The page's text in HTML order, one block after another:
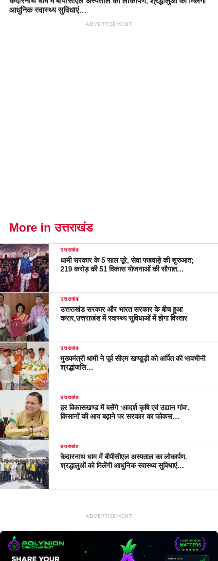
आधुनिक स्वास्थ्य सुविधाएं…
ADVERTISEMENT
More in उत्तराखंड
उत्तराखंड
धामी सरकार के 5 साल पूरे, सेवा पखवाड़े की शुरुआत;
219 करोड़ की 51 विकास योजनाओं की सौगात…
उत्तराखंड
उत्तराखंड सरकार और भारत सरकार के बीच हुआ
करार,उत्तराखंड में स्वास्थ्य सुविधाओं में होगा विस्तार
उत्तराखंड
मुख्यमंत्री धामी ने पूर्व सीएम खण्डूड़ी को अर्पित की भावभीनी
श्रद्धांजलि…
उत्तराखंड
हर विकासखण्ड में बसेंगे ‘आदर्श कृषि एवं उद्यान गांव’,
किसानों की आय बढ़ाने पर सरकार का फोकस…
उत्तराखंड
केदारनाथ धाम में बीपीसीएल अस्पताल का लोकार्पण,
श्रद्धालुओं को मिलेंगी आधुनिक स्वास्थ्य सुविधाएं…
ADVERTISEMENT